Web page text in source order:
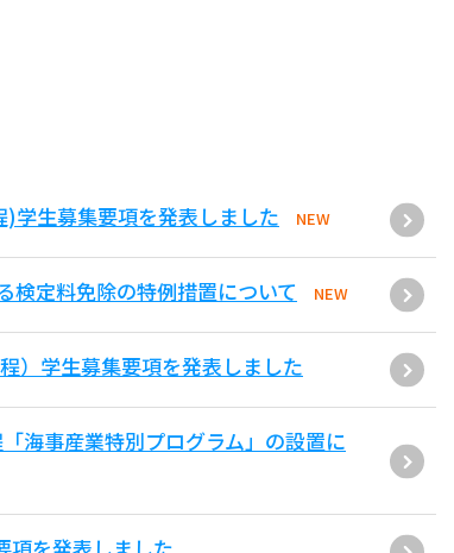
学生募集要項を発表しました NEW
検定料免除の特例措置について NEW
）学生募集要項を発表しました
海事産業特別プログラム」の設置に